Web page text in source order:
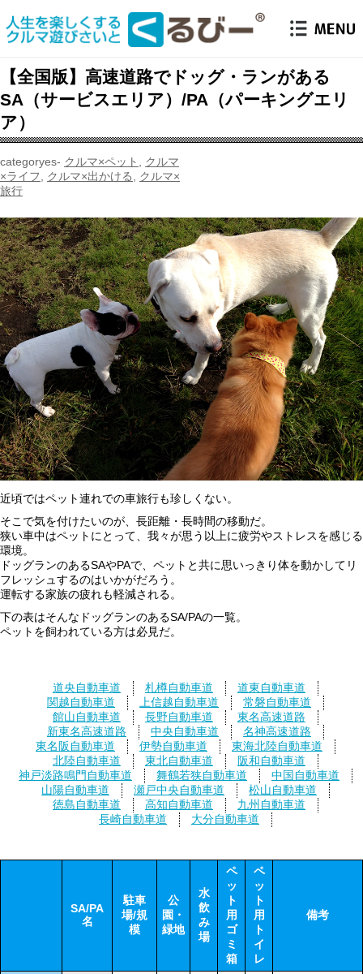
【全国版】高速道路でドッグ・ランがある
SA（サービスエリア）/PA（パーキングエリ
ア）
クルマ×ペット
クルマ
×ライフ
クルマ×出かける
クルマ×
旅行
近頃ではペット連れでの車旅行も珍しくない。
そこで気を付けたいのが、長距離・長時間の移動だ。
狭い車中はペットにとって、我々が思う以上に疲労やストレスを感じる
環境。
ドッグランのあるSAやPAで、ペットと共に思いっきり体を動かしてリ
フレッシュするのはいかがだろう。
運転する家族の疲れも軽減される。
下の表はそんなドッグランのあるSA/PAの一覧。
ペットを飼われている方は必見だ。
道央自動車道 札樽自動車道
道東自動車道
関越自動車道
上信越自動車道
常磐自動車道
館山自動車道
長野自動車道
東名高速道路
新東名高速道路
中央自動車道
名神高速道路
東名阪自動車道
伊勢自動車道
東海北陸自動車道
北陸自動車道
東北自動車道
阪和自動車道
神戸淡路鳴門自動車道
舞鶴若狭自動車道
中国自動車道
山陽自動車道
瀬戸中央自動車道
松山自動車道
徳島自動車道
高知自動車道
九州自動車道
長崎自動車道
大分自動車道
SA/PA
名
駐車
場/規
模
公
園・
緑地
水
飲
み
場
ペ
ッ
ト
用
ゴ
ミ
箱
ペ
ッ
ト
用
ト
イ
レ
備考